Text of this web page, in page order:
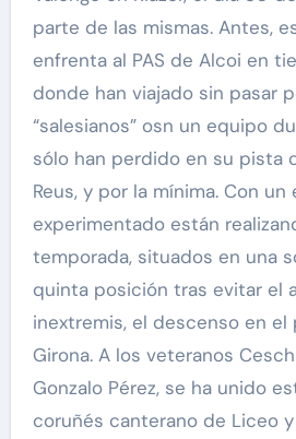
parte de las mismas. Antes,
enfrenta al PAS de Alcoi en
donde han viajado sin pasar
“salesianos” osn un equipo
sólo han perdido en su pista
Reus, y por la mínima. Con un
experimentado están
temporada, situados en una
quinta posición tras evitar el
inextremis, el descenso en
Girona. A los veteranos
Gonzalo Pérez, se ha unido
coruñés canterano de Liceo